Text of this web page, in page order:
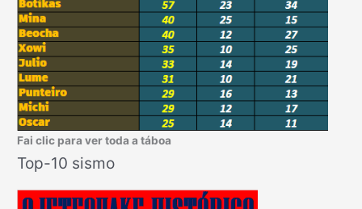
Fai clic para ver toda a táboa
Top-10 sismo